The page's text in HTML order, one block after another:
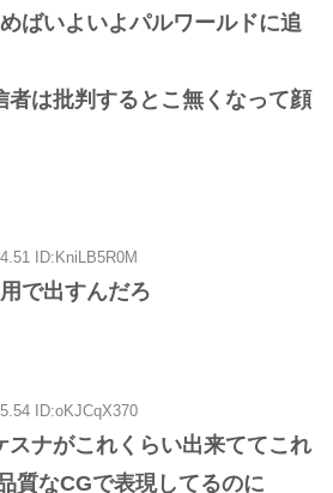
ばいよいよパルワールドに追
者は批判するとこ無くなって顔
ID:KniLB5R0M
で出すんだろ
ID:oKJCqX370
スナがこれくらい出来ててこれ
質なCGで表現してるのに